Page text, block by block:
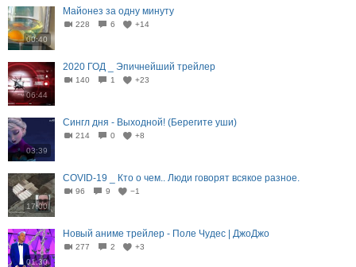
00:40
Майонез за одну минуту
228 6 +14
06:44
2020 ГОД _ Эпичнейший трейлер
140 1 +23
03:39
Сингл дня - Выходной! (Берегите уши)
214 0 +8
17:00
COVID-19 _ Кто о чем.. Люди говорят всякое разное.
96 9 −1
01:30
Новый аниме трейлер - Поле Чудес | ДжоДжо
277 2 +3